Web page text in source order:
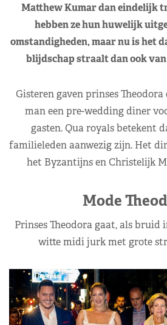
Matthew Kumar dan eindelijk
hebben ze hun huwelijk
omstandigheden, maar nu is het
blijdschap straalt dan ook
Gisteren gaven prinses
man een pre-wedding diner
gasten. Qua royals betekent
familieleden aanwezig zijn. Het
het Byzantijns en Christelijk
Mode
Prinses Theodora gaat, als bruid
witte midi jurk met grote